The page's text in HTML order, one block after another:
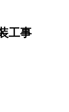
工事